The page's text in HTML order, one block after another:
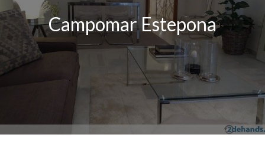
Campomar Estepona